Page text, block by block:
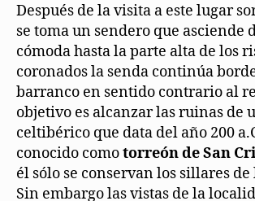
Después de la visita a este lugar
se toma un sendero que asciende
cómoda hasta la parte alta de los
coronados la senda continúa
barranco en sentido contrario al
objetivo es alcanzar las ruinas de
celtibérico que data del año 200
conocido comotorreón de San
él sólo se conservan los sillares
Sin embargo las vistas de la